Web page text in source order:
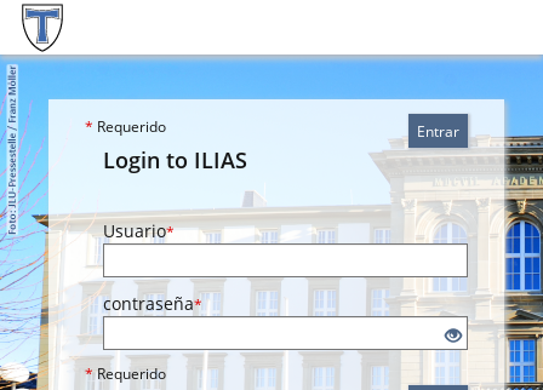
Entrar
* Requerido
Login to ILIAS
Usuario*
contraseña*
*Requerido